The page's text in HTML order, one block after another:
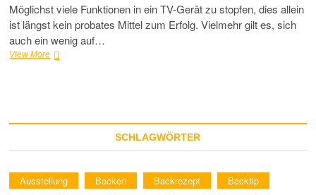
Möglichst viele Funktionen in ein TV-Gerät zu stopfen, dies allein
ist längst kein probates Mittel zum Erfolg. Vielmehr gilt es, sich
auch ein wenig auf…
View MoreTP
SCHLAGWÖRTER
Ausstellung Backen Backrezept
Backtip